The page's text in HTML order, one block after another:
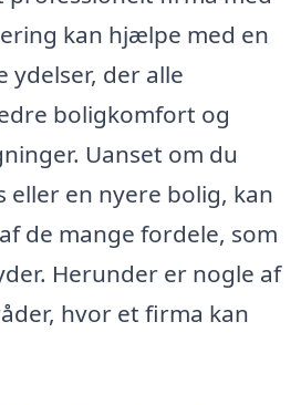
kan hjælpe med en
der alle
boligkomfort og
Uanset om du
en nyere bolig, kan
de mange fordele, som
Herunder er nogle af
hvor et firma kan